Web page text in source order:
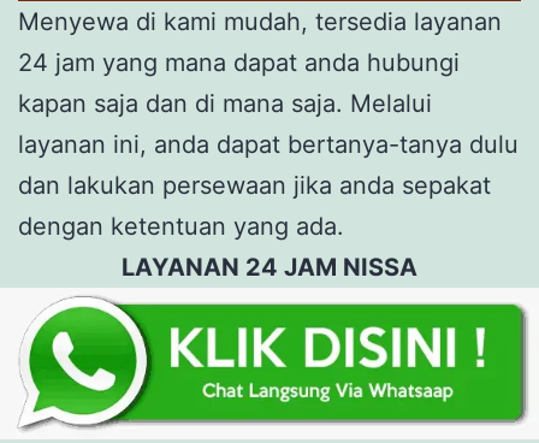
Menyewa di kami mudah, tersedia layanan
24 jam yang mana dapat anda hubungi
kapan saja dan di mana saja. Melalui
layanan ini, anda dapat bertanya-tanya dulu
dan lakukan persewaan jika anda sepakat
dengan ketentuan yang ada.
LAYANAN 24 JAM NISSA